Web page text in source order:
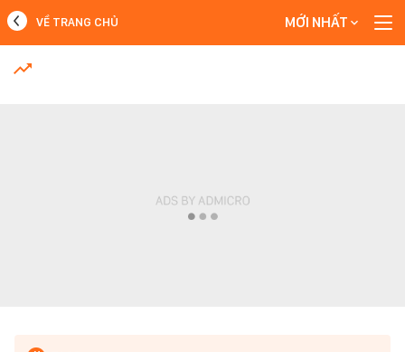
MỚI NHẤT
VỀ TRANG CHỦ MỚI NHẤT